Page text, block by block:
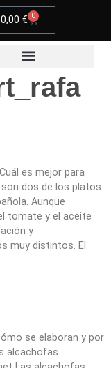
0,00€ 0
es mejor para
dos de los platos
Aunque
tomate y el aceite
y
muy distintos. El
se elaboran y por
alcachofas